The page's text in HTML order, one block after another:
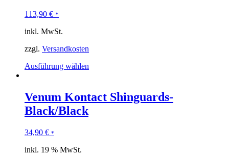
113,90 € *
inkl. MwSt.
zzgl. Versandkosten
Ausführung wählen
Venum Kontact Shinguards-
Black/Black
34,90 € *
inkl. 19 % MwSt.